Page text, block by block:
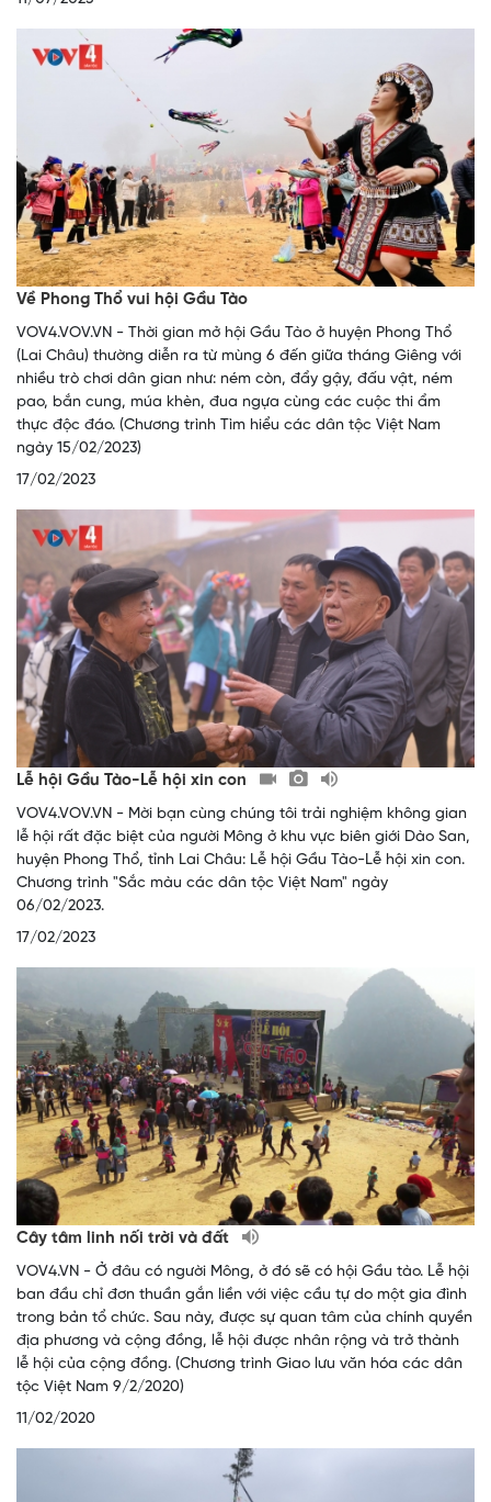
Về Phong Thổ vui hội Gầu Tào
VOV4.VOV.VN - Thời gian mở hội Gầu Tào ở huyện Phong Thổ
(Lai Châu) thường diễn ra từ mùng 6 đến giữa tháng Giêng với
nhiều trò chơi dân gian như: ném còn, đẩy gậy, đấu vật, ném
pao, bắn cung, múa khèn, đua ngựa cùng các cuộc thi ẩm
thực độc đáo. (Chương trình Tìm hiểu các dân tộc Việt Nam
ngày 15/02/2023)
17/02/2023
Lễ hội Gầu Tào-Lễ hội xin con
VOV4.VOV.VN - Mời bạn cùng chúng tôi trải nghiệm không gian
lễ hội rất đặc biệt của người Mông ở khu vực biên giới Dào San,
huyện Phong Thổ, tỉnh Lai Châu: Lễ hội Gầu Tào-Lễ hội xin con.
Chương trình "Sắc màu các dân tộc Việt Nam" ngày
06/02/2023.
17/02/2023
Cây tâm linh nối trời và đất
VOV4.VN - Ở đâu có người Mông, ở đó sẽ có hội Gầu tào. Lễ hội
ban đầu chỉ đơn thuần gắn liền với việc cầu tự do một gia đình
trong bản tổ chức. Sau này, được sự quan tâm của chính quyền
địa phương và cộng đồng, lễ hội được nhân rộng và trở thành
lễ hội của cộng đồng. (Chương trình Giao lưu văn hóa các dân
tộc Việt Nam 9/2/2020)
11/02/2020